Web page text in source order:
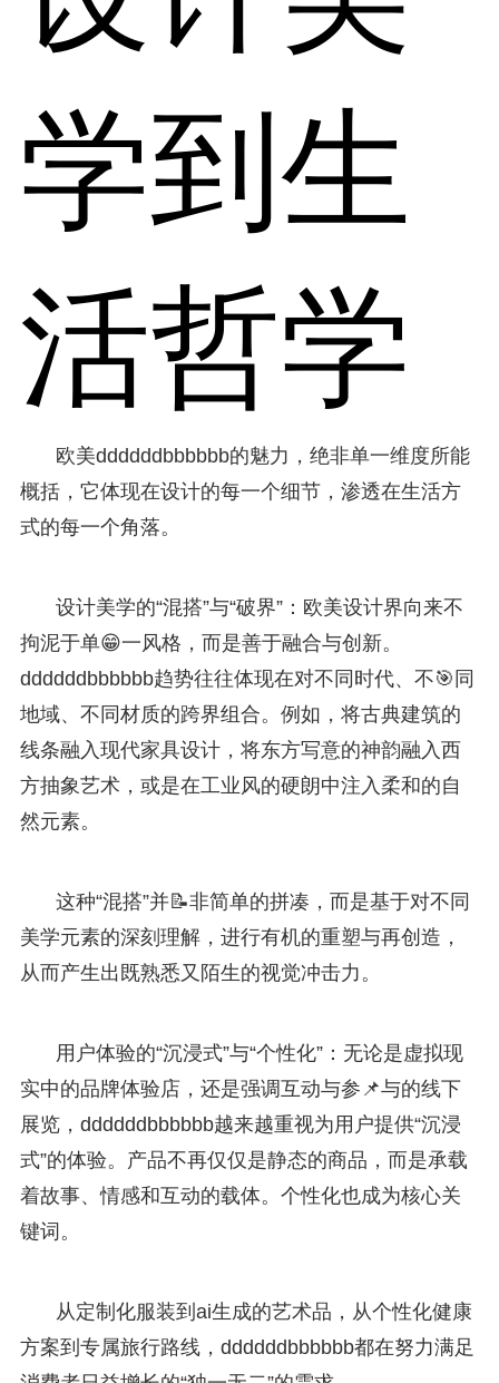
学到生
活哲学
欧美ddddddbbbbbb的魅力，绝非单一维度所能
概括，它体现在设计的每一个细节，渗透在生活方
式的每一个角落。
设计美学的“混搭”与“破界”：欧美设计界向来不
拘泥于单😁一风格，而是善于融合与创新。
ddddddbbbbbb趋势往往体现在对不同时代、不🎯同
地域、不同材质的跨界组合。例如，将古典建筑的
线条融入现代家具设计，将东方写意的神韵融入西
方抽象艺术，或是在工业风的硬朗中注入柔和的自
然元素。
这种“混搭”并📝非简单的拼凑，而是基于对不同
美学元素的深刻理解，进行有机的重塑与再创造，
从而产生出既熟悉又陌生的视觉冲击力。
用户体验的“沉浸式”与“个性化”：无论是虚拟现
实中的品牌体验店，还是强调互动与参📌与的线下
展览，ddddddbbbbbb越来越重视为用户提供“沉浸
式”的体验。产品不再仅仅是静态的商品，而是承载
着故事、情感和互动的载体。个性化也成为核心关
键词。
从定制化服装到ai生成的艺术品，从个性化健康
方案到专属旅行路线，ddddddbbbbbb都在努力满足